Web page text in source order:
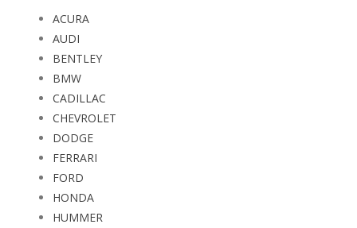
ACURA
AUDI
BENTLEY
BMW
CADILLAC
CHEVROLET
DODGE
FERRARI
FORD
HONDA
HUMMER